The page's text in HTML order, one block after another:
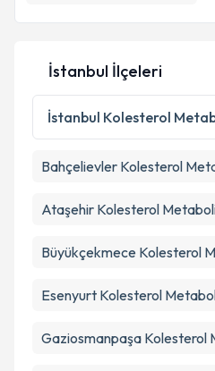
İstanbul İlçeleri
İstanbul Kolesterol
Bahçelievler Kolesterol
Ataşehir Kolesterol
Büyükçekmece Kolesterol
Esenyurt Kolesterol
Gaziosmanpaşa Kolesterol